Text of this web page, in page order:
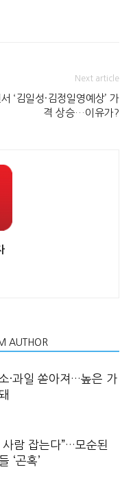
Next article
‘김일성·김정일영예상’ 가
격 상승…이유가?
AUTHOR
·과일 쏟아져…높은 가
람 잡는다”…모순된
‘곤혹’